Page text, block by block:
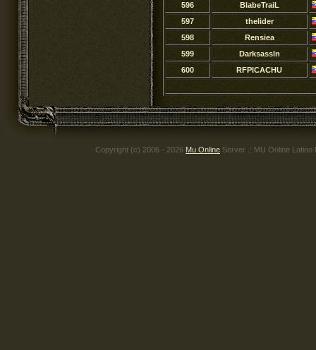
596
BlabeTraiL
597
thelider
598
Rensiea
599
Darksassln
600
RFPICACHU
Copyright (c) 2006 - 2026 Mu Online Server .: MU Online